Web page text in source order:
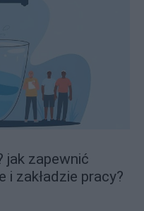
jak zapewnić
zakładzie pracy?